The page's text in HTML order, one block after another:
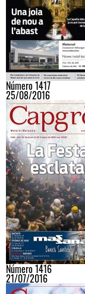
Número 1417
25/08/2016
Número 1416
21/07/2016